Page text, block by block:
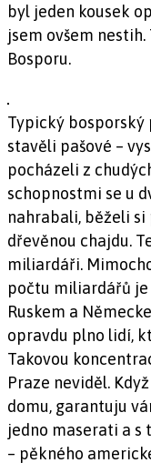
byl jeden kousek
jsem ovšem
Bosporu.
Typický bosporský
stavěli pašové –
pocházeli z
schopnostmi se u
nahrabali, běželi
dřevěnou chajdu.
miliardáři.
počtu miliardářů je
Ruskem a
opravdu plno lidí,
Takovou
Praze neviděl.
domu, garantuju
jedno maserati a s
– pěkného